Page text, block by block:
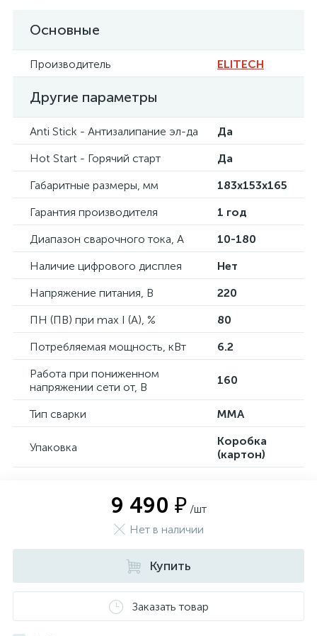
Основные
Производитель ELITECH
Другие параметры
Anti Stick - Антизалипание эл-да
Да
Hot Start - Горячий старт
Да
Габаритные размеры, мм
183x153x165
Гарантия производителя
1 год
Диапазон сварочного тока, А
10-180
Наличие цифрового дисплея
Нет
Напряжение питания, В
220
ПН (ПВ) при max I (A), %
80
Потребляемая мощность, кВт
6.2
Работа при пониженном
напряжении сети от, В
160
Тип сварки MMA
Упаковка
Коробка
(картон)
9 490 ₽ /шт
Нет в наличии
Купить
Заказать товар